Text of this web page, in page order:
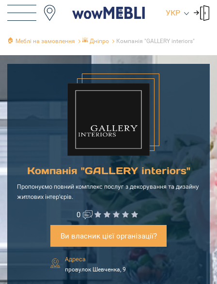
УКР
🏠 Меблі на замовлення 🌇 Дніпро Компанія "GALLERY interiors"
Компанія "GALLERY interiors"
Пропонуємо повний комплекс послуг з декорування та дизайну
житлових інтер'єрів.
0
Ви власник цієї організації?
Адреса
провулок Шевченка, 9